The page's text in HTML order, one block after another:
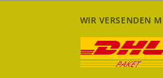
WIR VERSENDEN